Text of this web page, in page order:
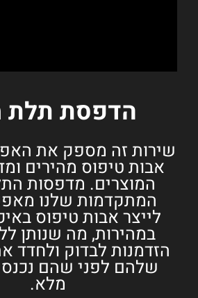
הדפסת תלת
שירות זה מספק את
אבות טיפוס מהירים
המוצרים. מדפסות
המתקדמות שלנו
לייצר אבות טיפוס
במהירות, מה שנותן
הזדמנות לבדוק ולחדד
שלהם לפני שהם
מלא.